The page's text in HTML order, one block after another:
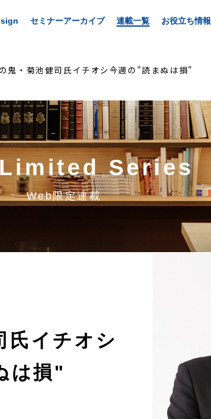
セミナーアーカイブ 連載一覧 お役立ち情報
鬼・菊池健司氏イチオシ今週の"読まぬは損"
Series
Web限定連載
氏イチオシ
は損"